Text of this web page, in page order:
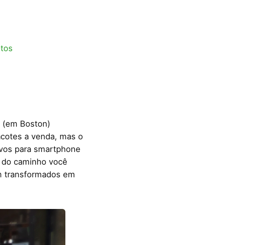
(em Boston)
a venda, mas o
para smartphone
caminho você
transformados em